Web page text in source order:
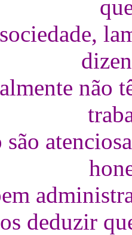
não
são
deduzir